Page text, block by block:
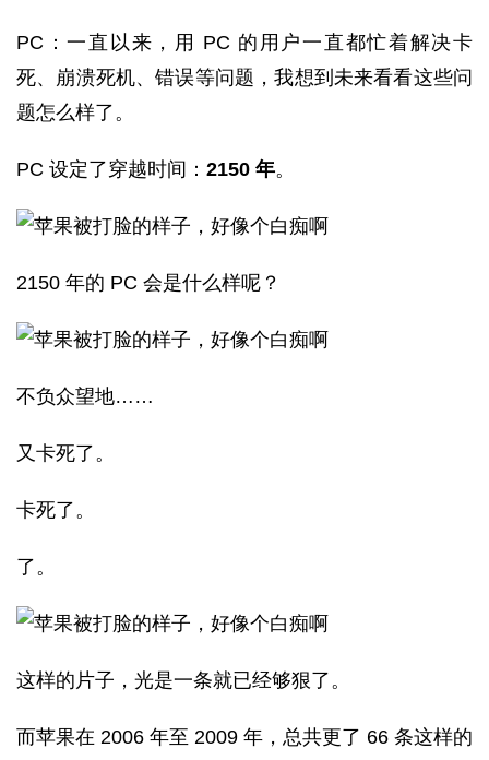
PC：一直以来，用 PC 的用户一直都忙着解决卡
死、崩溃死机、错误等问题，我想到未来看看这些问
题怎么样了。
PC 设定了穿越时间： 2150 年。
2150 年的 PC 会是什么样呢？
不负众望地……
又卡死了。
卡死了。
了。
这样的片子，光是一条就已经够狠了。
而苹果在 2006 年至 2009 年，总共更了 66 条这样的